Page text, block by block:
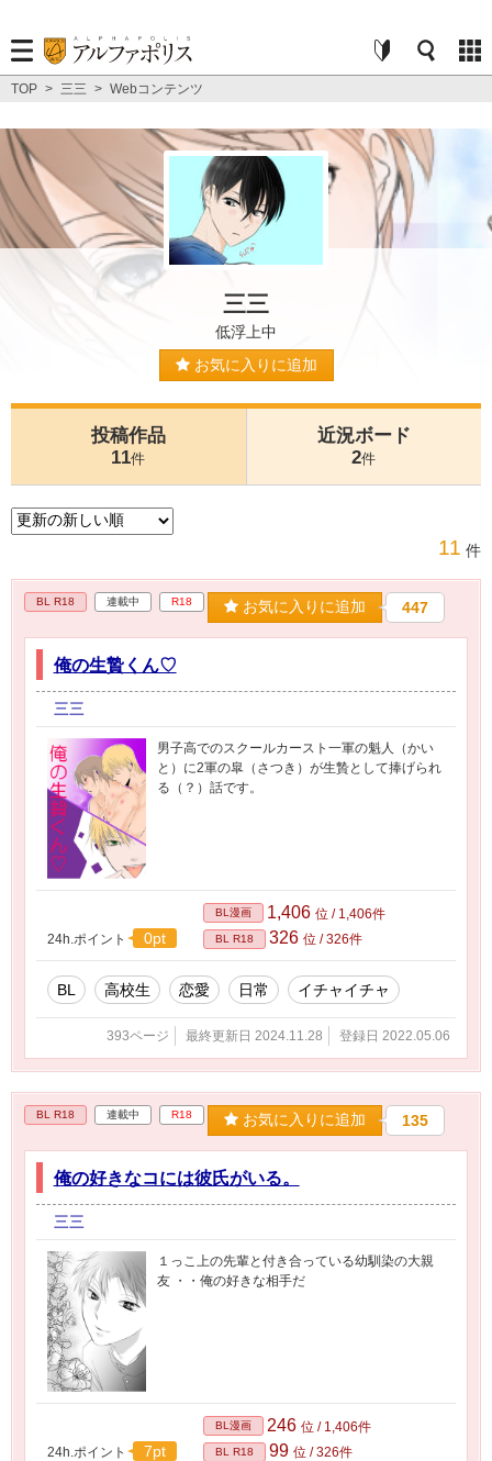
TOP > 三三 > Webコンテンツ
三三
低浮上中
お気に入りに追加
投稿作品
11件
近況ボード
2件
11 件
BL R18 連載中 R18 お気に入りに追加 447
俺の生贄くん♡
三三
男子高でのスクールカースト一軍の魁人（かい
と）に2軍の皐（さつき）が生贄として捧げられ
る（？）話です。
24h.ポイント 0pt
BL漫画 1,406 位 / 1,406件
BL R18 326 位 / 326件
BL 高校生 恋愛 日常 イチャイチャ
393ページ 最終更新日 2024.11.28 登録日 2022.05.06
BL R18 連載中 R18 お気に入りに追加 135
俺の好きなコには彼氏がいる。
三三
１っこ上の先輩と付き合っている幼馴染の大親
友 ・・俺の好きな相手だ
24h.ポイント 7pt
BL漫画 246 位 / 1,406件
BL R18 99 位 / 326件